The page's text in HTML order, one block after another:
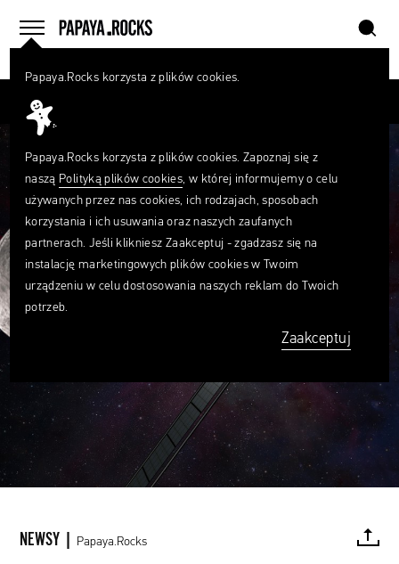
menu
home szukaj
NEWSY | Papaya.Rocks
Papaya.Rocks korzysta z plików cookies.
Papaya.Rocks korzysta z plików cookies. Zapoznaj się z
naszą Polityką plików cookies, w której informujemy o celu
używanych przez nas cookies, ich rodzajach, sposobach
korzystania i ich usuwania oraz naszych zaufanych
partnerach. Jeśli klikniesz Zaakceptuj - zgadzasz się na
instalację marketingowych plików cookies w Twoim
urządzeniu w celu dostosowania naszych reklam do Twoich
potrzeb.
Zaakceptuj
Czego
szukasz?